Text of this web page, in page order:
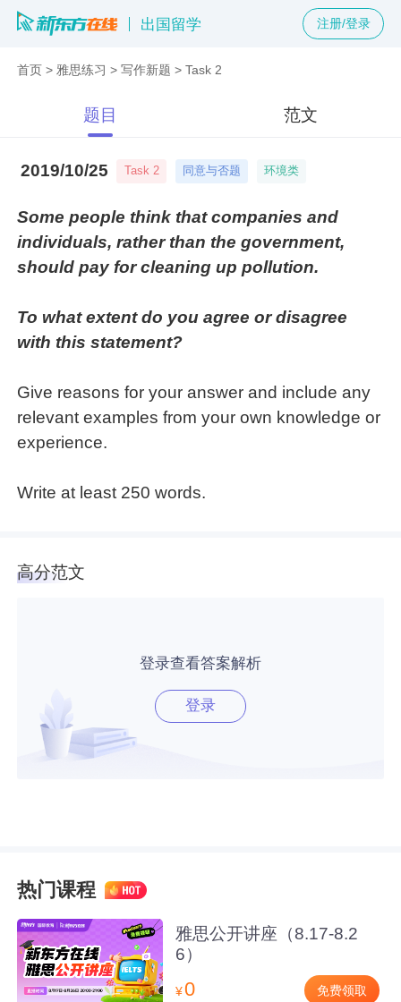
出国留学 注册/登录
首页 >雅思练习 >写作新题 >Task 2
题目 范文
2019/10/25 Task 2 同意与否题 环境类
Some people think that companies and
individuals, rather than the government,
should pay for cleaning up pollution.
To what extent do you agree or disagree
with this statement?
Give reasons for your answer and include any
relevant examples from your own knowledge or
experience.
Write at least 250 words.
高分范文
登录查看答案解析
登录
热门课程
雅思公开讲座（8.17-8.2
6）
¥0 免费领取